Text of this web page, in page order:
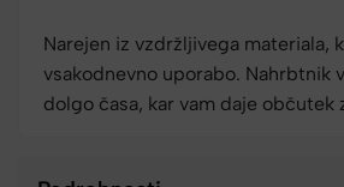
Narejen iz vzdržljivega materiala,
vsakodnevno uporabo. Nahrbtnik
dolgo časa, kar vam daje občutek